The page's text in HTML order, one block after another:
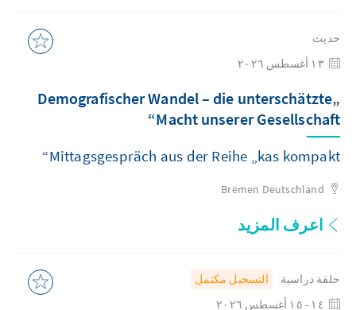
حديث
„Demografischer Wandel – die unterschätzte
Macht unserer Gesellschaft“
Mittagsgespräch aus der Reihe „kas kompakt“
Bremen Deutschland
اعرف المزيد
حلقة دراسية
التسجيل مكتمل